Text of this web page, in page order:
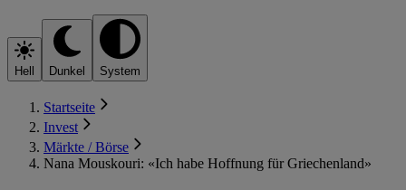
Hell Dunkel System
Startseite
Invest
Märkte / Börse
Nana Mouskouri: «Ich habe Hoffnung für Griechenland»